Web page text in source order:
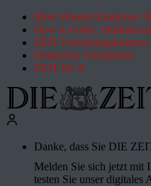
Most Wanted Employer
How it works: Studium
ZEIT Forschungskosmos
Deutsches Schulportal
ZEIT für X
Danke, dass Sie DIE
Melden Sie sich jetzt mit
testen Sie unser